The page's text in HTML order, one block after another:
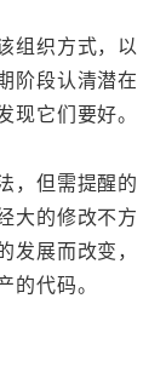
组织方式，以
阶段认清潜在
现它们要好。
，但需提醒的
大的修改不方
发展而改变，
的代码。